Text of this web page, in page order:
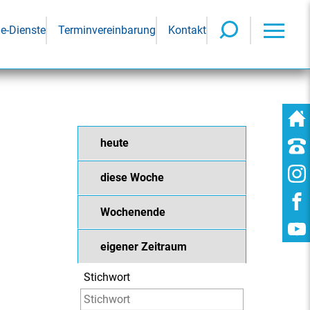
Dienste Terminvereinbarung Kontakt
heute
diese Woche
Wochenende
eigener Zeitraum
Stichwort